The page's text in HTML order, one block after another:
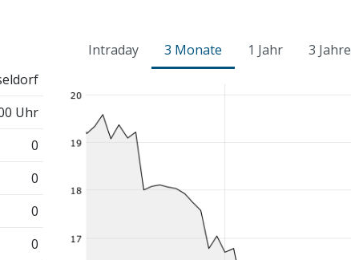
Uhr
0
0
0
0
Intraday 3 Monate 1 Jahr 3 Jahre